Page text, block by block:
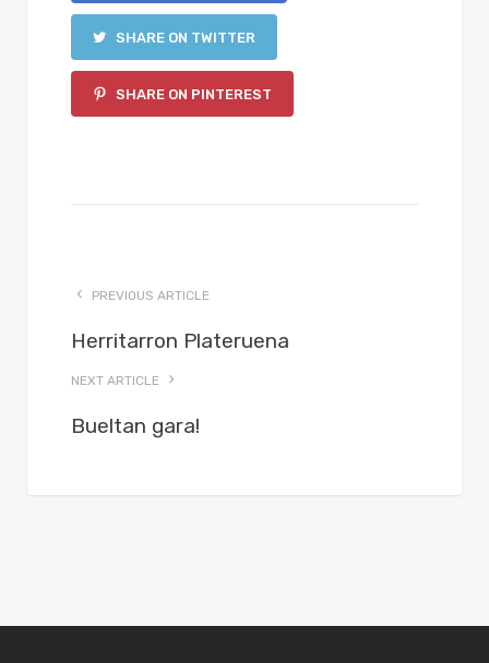
SHARE ON TWITTER
SHARE ON PINTEREST
PREVIOUS ARTICLE
Herritarron Plateruena
NEXT ARTICLE
Bueltan gara!